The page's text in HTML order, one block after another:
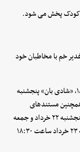
کودک پخش می شود.
خم با مخاطبان خود
مستندهای «مرزبان» پنجشنبه ۲۲ خرداد ساعت‌ ۱۸:۰۰، «شادی بان» پنجشنبه
شود. همچنین مستندهای
«خانواده آژیر» شنبه ۲۴ خرداد ساعت ۲۰:۰۰، «ود» پنجشنبه ۲۲ خرداد و جمعه
۲۳ خرداد ساعت ۱۹:۰۰ و «علی امام من است» جمعه ۲۳ خرداد ساعت ۱۸:۳۰